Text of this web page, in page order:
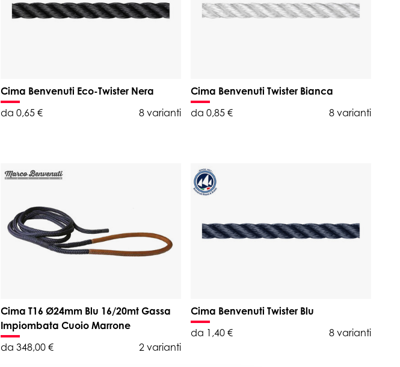
Cima Benvenuti Eco-Twister Nera
da 0,65 €
8 varianti
Cima Benvenuti Twister Bianca
da 0,85 €
8 varianti
Cima T16 Ø24mm Blu 16/20mt Gassa
Impiombata Cuoio Marrone
da 348,00 €
2 varianti
Cima Benvenuti Twister Blu
da 1,40 €
8 varianti